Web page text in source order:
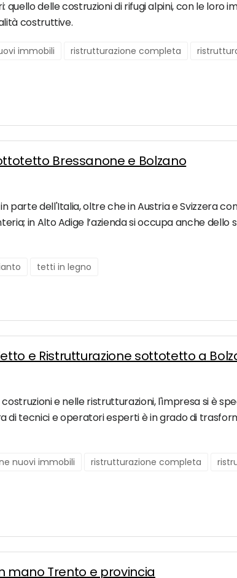
quello delle costruzioni di rifugi alpini, con le
costruttive.
immobili ristrutturazione completa
Bressanone e Bolzano
parte dell'Italia, oltre che in Austria e Svizzera
in Alto Adige l’azienda si occupa anche
tetti in legno
e Ristrutturazione sottotetto a
e nelle ristrutturazioni, l'impresa si è
di tecnici e operatori esperti è in grado di
nuovi immobili ristrutturazione completa
mano Trento e provincia